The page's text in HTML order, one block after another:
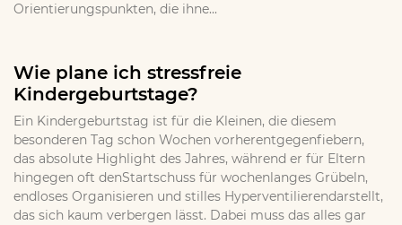
Orientierungspunkten, die ihne...
Wie plane ich stressfreie
Kindergeburtstage?
Ein Kindergeburtstag ist für die Kleinen, die diesem
besonderen Tag schon Wochen vorherentgegenfiebern,
das absolute Highlight des Jahres, während er für Eltern
hingegen oft denStartschuss für wochenlanges Grübeln,
endloses Organisieren und stilles Hyperventilierendarstellt,
das sich kaum verbergen lässt. Dabei muss das alles gar